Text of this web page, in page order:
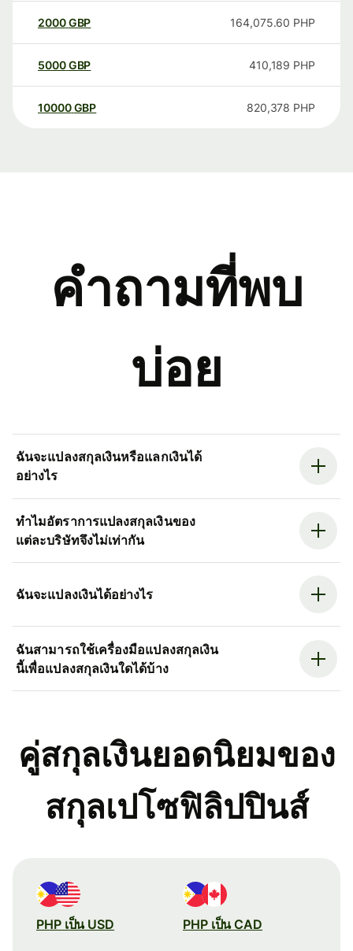
2000GBP 164,075.60 PHP
5000GBP 410,189 PHP
10000 GBP 820,378 PHP
คำถามที่พบ
บ่อย
ฉันจะแปลงสกุลเงินหรือแลกเงินได้
อย่างไร
ทำไมอัตราการแปลงสกุลเงินของ
แต่ละบริษัทจึงไม่เท่ากัน
ฉันจะแปลงเงินได้อย่างไร
ฉันสามารถใช้เครื่องมือแปลงสกุลเงิน
นี้เพื่อแปลงสกุลเงินใดได้บ้าง
คู่สกุลเงินยอดนิยมของ
สกุลเปโซฟิลิปปินส์
PHP เป็น USD PHP เป็น CAD